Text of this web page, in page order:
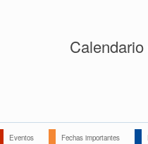
Eventos Fechas importantes